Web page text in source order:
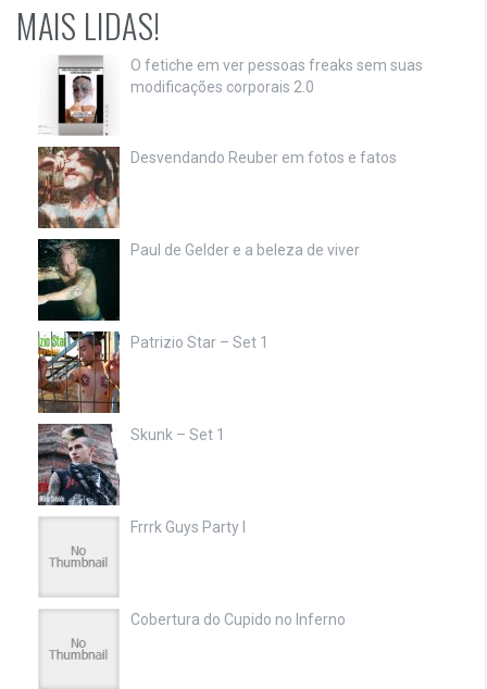
MAIS LIDAS!
O fetiche em ver pessoas freaks sem suas
modificações corporais 2.0
Desvendando Reuber em fotos e fatos
Paul de Gelder e a beleza de viver
Patrizio Star – Set 1
Skunk – Set 1
Frrrk Guys Party I
Cobertura do Cupido no Inferno